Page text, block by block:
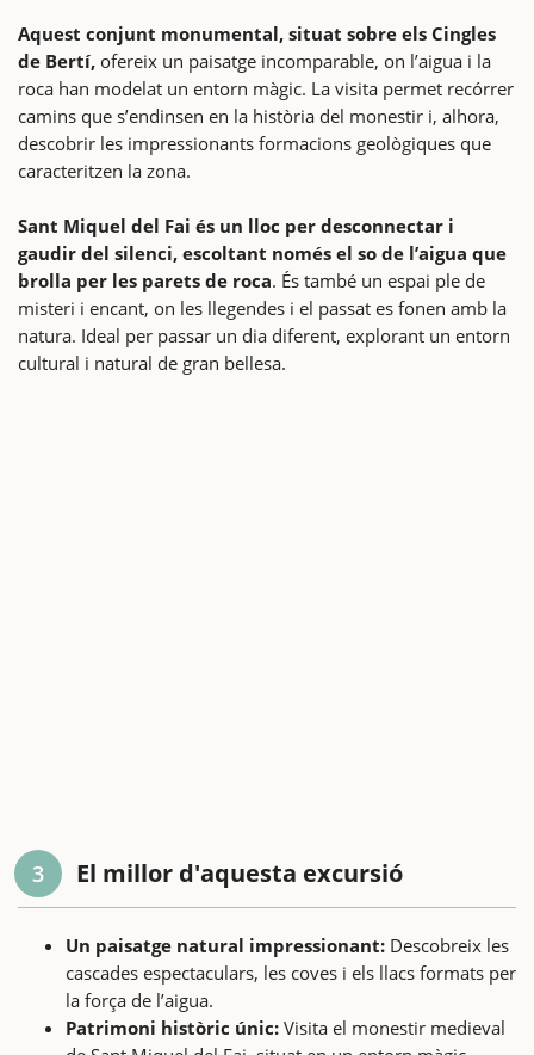
Aquest conjunt monumental, situat sobre els Cingles
de Bertí, ofereix un paisatge incomparable, on l’aigua i la
roca han modelat un entorn màgic. La visita permet recórrer
camins que s’endinsen en la història del monestir i, alhora,
descobrir les impressionants formacions geològiques que
caracteritzen la zona.
Sant Miquel del Fai és un lloc per desconnectar i
gaudir del silenci, escoltant només el so de l’aigua que
brolla per les parets de roca. És també un espai ple de
misteri i encant, on les llegendes i el passat es fonen amb la
natura. Ideal per passar un dia diferent, explorant un entorn
cultural i natural de gran bellesa.
3 El millor d'aquesta excursió
Un paisatge natural impressionant: Descobreix les
cascades espectaculars, les coves i els llacs formats per
la força de l’aigua.
Patrimoni històric únic: Visita el monestir medieval